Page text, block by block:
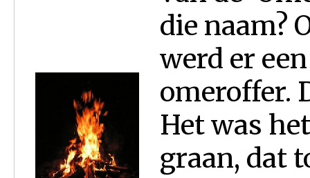
die naam?
werd er
omeroffer.
Het was
graan, dat